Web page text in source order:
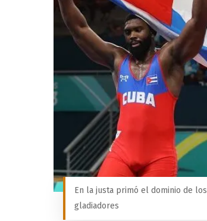
En la justa primó el dominio de los
gladiadores